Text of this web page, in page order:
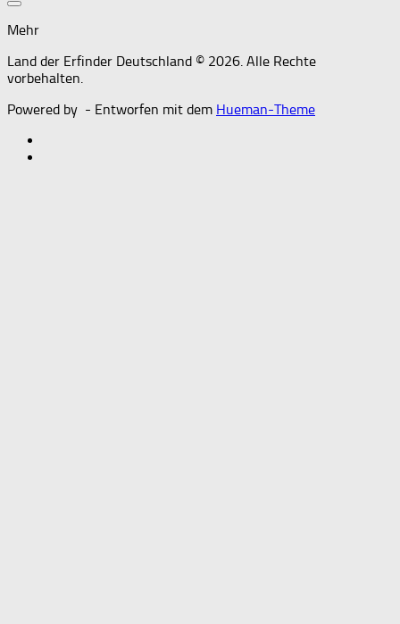
Mehr
Land der Erfinder Deutschland © 2026. Alle Rechte
vorbehalten.
Powered by - Entworfen mit dem Hueman-Theme